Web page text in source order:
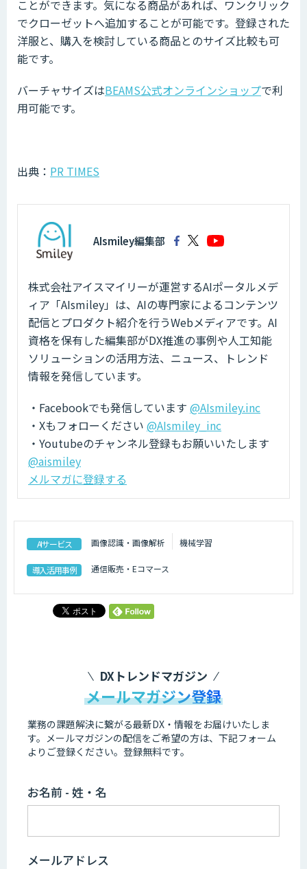
ことができます。気になる商品があれば、ワンクリック
でクローゼットへ追加することが可能です。登録された
洋服と、購入を検討している商品とのサイズ比較も可
能です。
バーチャサイズはBEAMS公式オンラインショップで利
用可能です。
出典： PR TIMES
AIsmiley編集部
株式会社アイスマイリーが運営するAIポータルメデ
ィア「AIsmiley」は、AIの専門家によるコンテンツ
配信とプロダクト紹介を行うWebメディアです。AI
資格を保有した編集部がDX推進の事例や人工知能
ソリューションの活用方法、ニュース、トレンド
情報を発信しています。
・Facebookでも発信しています @AIsmiley.inc
・Xもフォローください @AIsmiley_inc
・Youtubeのチャンネル登録もお願いいたします
@aismiley
メルマガに登録する
AIサービス 画像認識・画像解析 機械学習
導入活用事例 通信販売・Eコマース
DXトレンドマガジン
メールマガジン登録
業務の課題解決に繋がる最新DX・情報をお届けいたしま
す。 メールマガジンの配信をご希望の方は、下記フォーム
よりご登録ください。登録無料です。
お名前 - 姓・名
メールアドレス